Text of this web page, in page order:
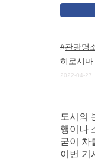
관광명
히로시마
2022-04-27
도시의
행이나
굳이 차
이번 기